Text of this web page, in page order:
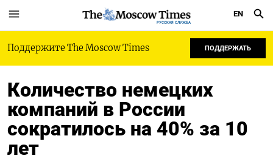
РУССКАЯ СЛУЖБА
EN
Поддержите The Moscow Times ПОДДЕРЖАТЬ
Количество немецких
компаний в России
сократилось на 40% за 10
лет